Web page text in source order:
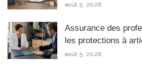
août 5, 2026
Assurance des
les protections à
août 5, 2026